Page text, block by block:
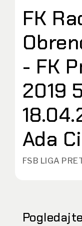
FK
- FK
2019
Ada
FSB LIGA